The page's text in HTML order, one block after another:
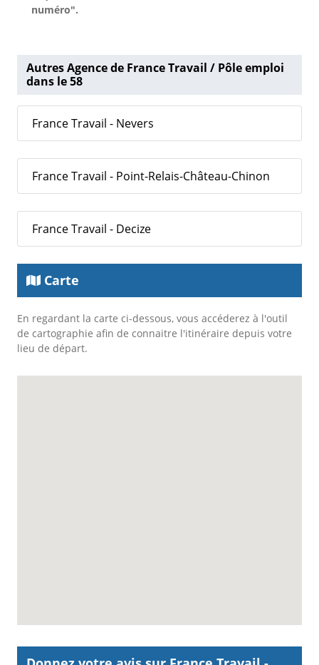
numéro".
Autres Agence de France Travail / Pôle emploi
dans le 58
France Travail - Nevers
France Travail - Point-Relais-Château-Chinon
France Travail - Decize
Carte
En regardant la carte ci-dessous, vous accéderez à l'outil
de cartographie afin de connaitre l'itinéraire depuis votre
lieu de départ.